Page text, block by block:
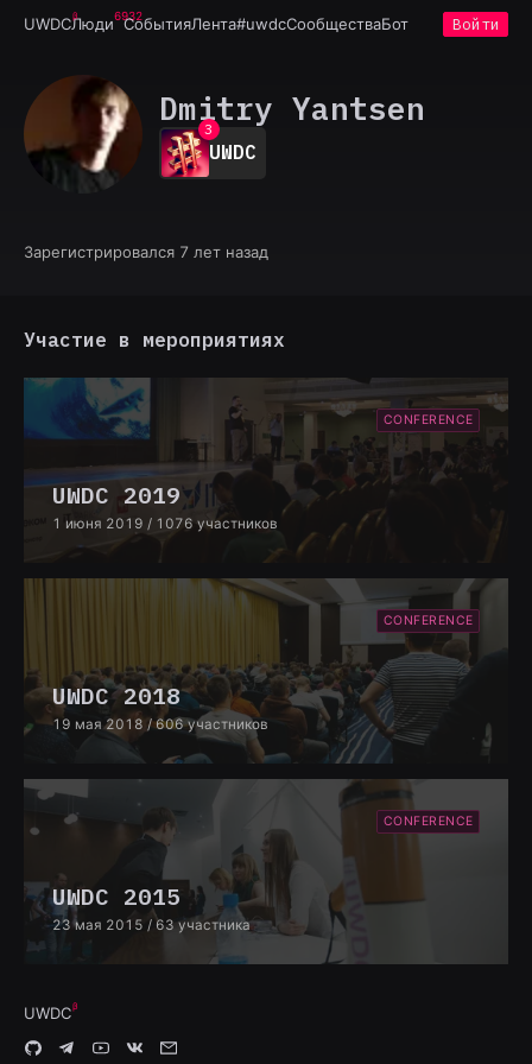
UWDCЛюди6932
СобытияЛента#uwdcСообществаБот Войти
Dmitry Yantsen
2
3
4
5
8
UWDC
Зарегистрировался 7 лет назад
Участие в мероприятиях
CONFERENCE
UWDC 2019
1 июня 2019 / 1076 участников
CONFERENCE
UWDC 2018
19 мая 2018 / 606 участников
CONFERENCE
UWDC 2015
23 мая 2015 / 63 участника
UWDC